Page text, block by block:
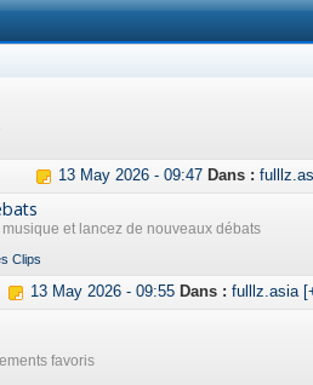
13 May 2026 - 09:47 Dans :
et lancez de nouveaux débats
Clips
13 May 2026 - 09:55 Dans : fulllz.asia
favoris